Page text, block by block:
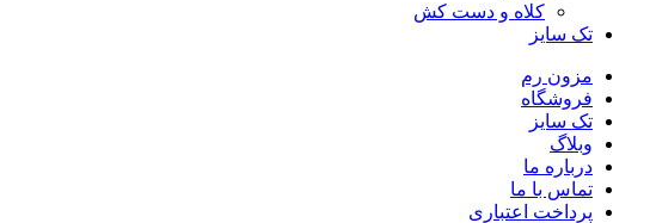
کلاه و دست کش
تک سایز
مزون رم
فروشگاه
تک سایز
وبلاگ
درباره ما
تماس با ما
پرداخت اعتباری